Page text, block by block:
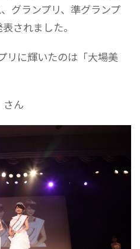
グランプリ、準グランプ
されました。
リに輝いたのは「大場美
さん